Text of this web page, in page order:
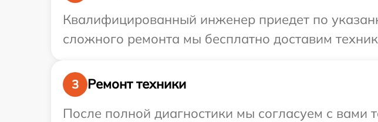
Квалифицированный инженер приедет по
сложного ремонта мы бесплатно доставим
3
Ремонт техники
После полной диагностики мы согласуем с вами